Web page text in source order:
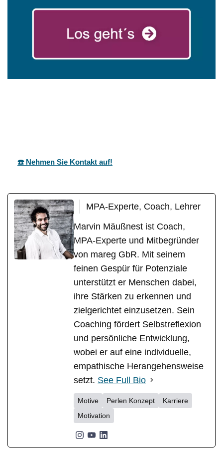
☎️ Nehmen Sie Kontakt auf!
MPA-Experte, Coach, Lehrer
Marvin Mäußnest ist Coach,
MPA-Experte und Mitbegründer
von mareg GbR. Mit seinem
feinen Gespür für Potenziale
unterstützt er Menschen dabei,
ihre Stärken zu erkennen und
zielgerichtet einzusetzen. Sein
Coaching fördert Selbstreflexion
und persönliche Entwicklung,
wobei er auf eine individuelle,
empathische Herangehensweise
setzt. See Full Bio
Motive Perlen Konzept
Karriere
Motivation